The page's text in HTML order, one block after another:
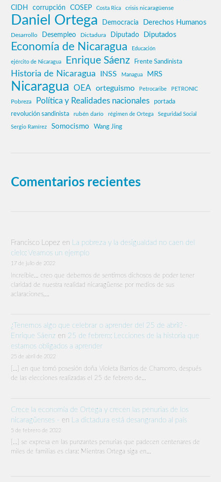
CIDH corrupción COSEP Costa Rica crisis nicaragüense
Daniel Ortega Democracia Derechos Humanos
Desarrollo Desempleo Dictadura Diputado Diputados
Economía de Nicaragua Educación
ejército de Nicaragua Enrique Sáenz Frente Sandinista
Historia de Nicaragua INSS Managua MRS
Nicaragua OEA orteguismo Petrocaribe PETRONIC
Pobreza Política y Realidades nacionales portada
revolución sandinista rubén darío régimen de Ortega Seguridad Social
Sergio Ramírez Somocismo Wang Jing
Comentarios recientes
Francisco Lopez en La pobreza y la desigualdad no caen del
cielo: Veamos un ejemplo
17 de julio de 2022
Increíble… creo que debemos de sentirnos dichosos de poder tener
claridad de nuestra realidad nicaragüense por medios de sus
aclaraciones,…
¿Tenemos algo que celebrar o aprender del 25 de abril? -
Enrique Sáenz en 25 de febrero: Lecciones de la historia que
estamos obligados a aprender
25 de abril de 2022
[…] en que tomó posesión doña Violeta Barrios de Chamorro, después
de las elecciones realizadas el 25 de febrero de…
Crece la economía de Ortega y crecen las penurias de los
nicaragüenses - en La dictadura está desangrando al país
5 de febrero de 2022
[…] se expresa en las punzantes penurias que padecen centenares de
miles de familias es clara: Mientras Ortega siga en…